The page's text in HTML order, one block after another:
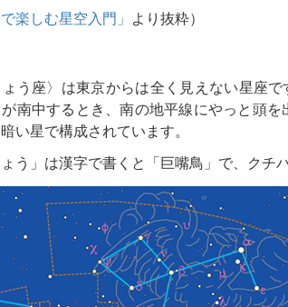
楽しむ星空入門」 より抜粋）
ょう座〉は東京からは全く見えない星座
南中するとき、南の地平線にやっと頭
い星で構成されています。
ょう」は漢字で書くと「巨嘴鳥」で、クチ